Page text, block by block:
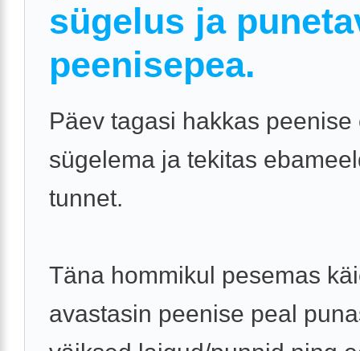
sügelus ja
peenisepea.
Päev tagasi hakkas peenise
sügelema ja tekitas
tunnet.
Täna hommikul pesemas
avastasin peenise peal